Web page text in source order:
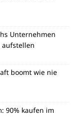
Unternehmen
boomt wie nie
90% kaufen im